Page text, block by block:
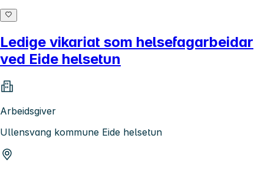
Ledige vikariat som helsefagarbeidar
ved Eide helsetun
Arbeidsgiver
Ullensvang kommune Eide helsetun